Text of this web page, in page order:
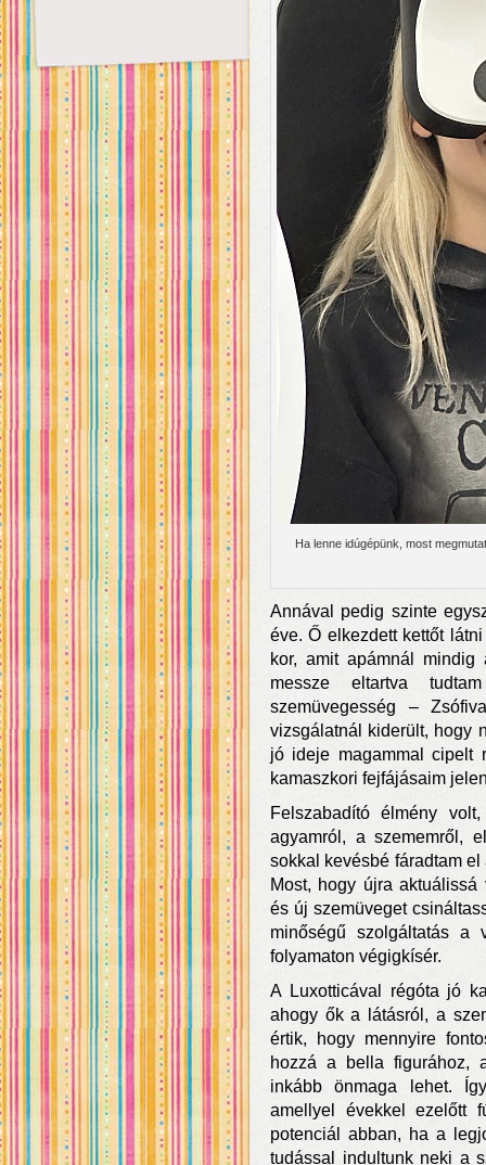
Ha lenne idúgépünk, most
Annával pedig szinte
éve. Ő elkezdett kettőt
kor, amit apámnál
messze eltartva
szemüvegesség –
vizsgálatnál kiderült, hogy
jó ideje magammal cipelt
kamaszkori fejfájásaim
Felszabadító élmény
agyamról, a szememről,
sokkal kevésbé fáradtam
Most, hogy újra
és új szemüveget
minőségű szolgáltatás a
folyamaton végigkísér.
A Luxotticával régóta jó
ahogy ők a látásról, a
értik, hogy mennyire
hozzá a bella figurához,
inkább önmaga lehet.
amellyel évekkel ezelőtt
potenciál abban, ha a
tudással indultunk neki a